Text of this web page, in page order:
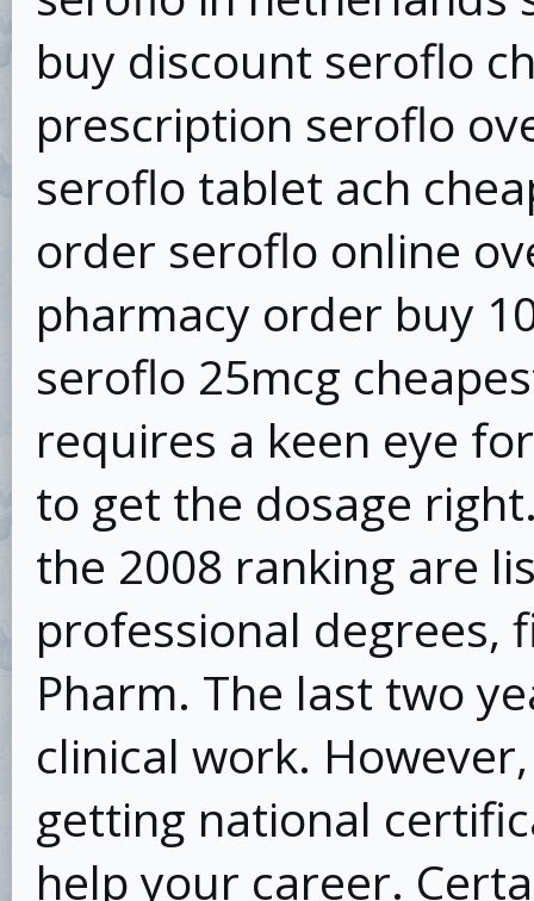
buy discount seroflo
prescription seroflo
seroflo tablet ach
order seroflo online
pharmacy order buy
seroflo 25mcg
requires a keen eye
to get the dosage
the 2008 ranking are
professional degrees,
Pharm. The last two
clinical work.
getting national
help your career.